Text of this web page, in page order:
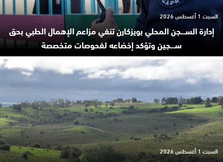
إدارة السـ.ـجن المحلي بويزكارن تنفي مزاعم الإهمال الطبي بحق
سـ.ـجين وتؤكد إخضاعه لفحوصات متخصصة
السبت 1 أغسطس 2026
السبت 1 أغسطس 2026